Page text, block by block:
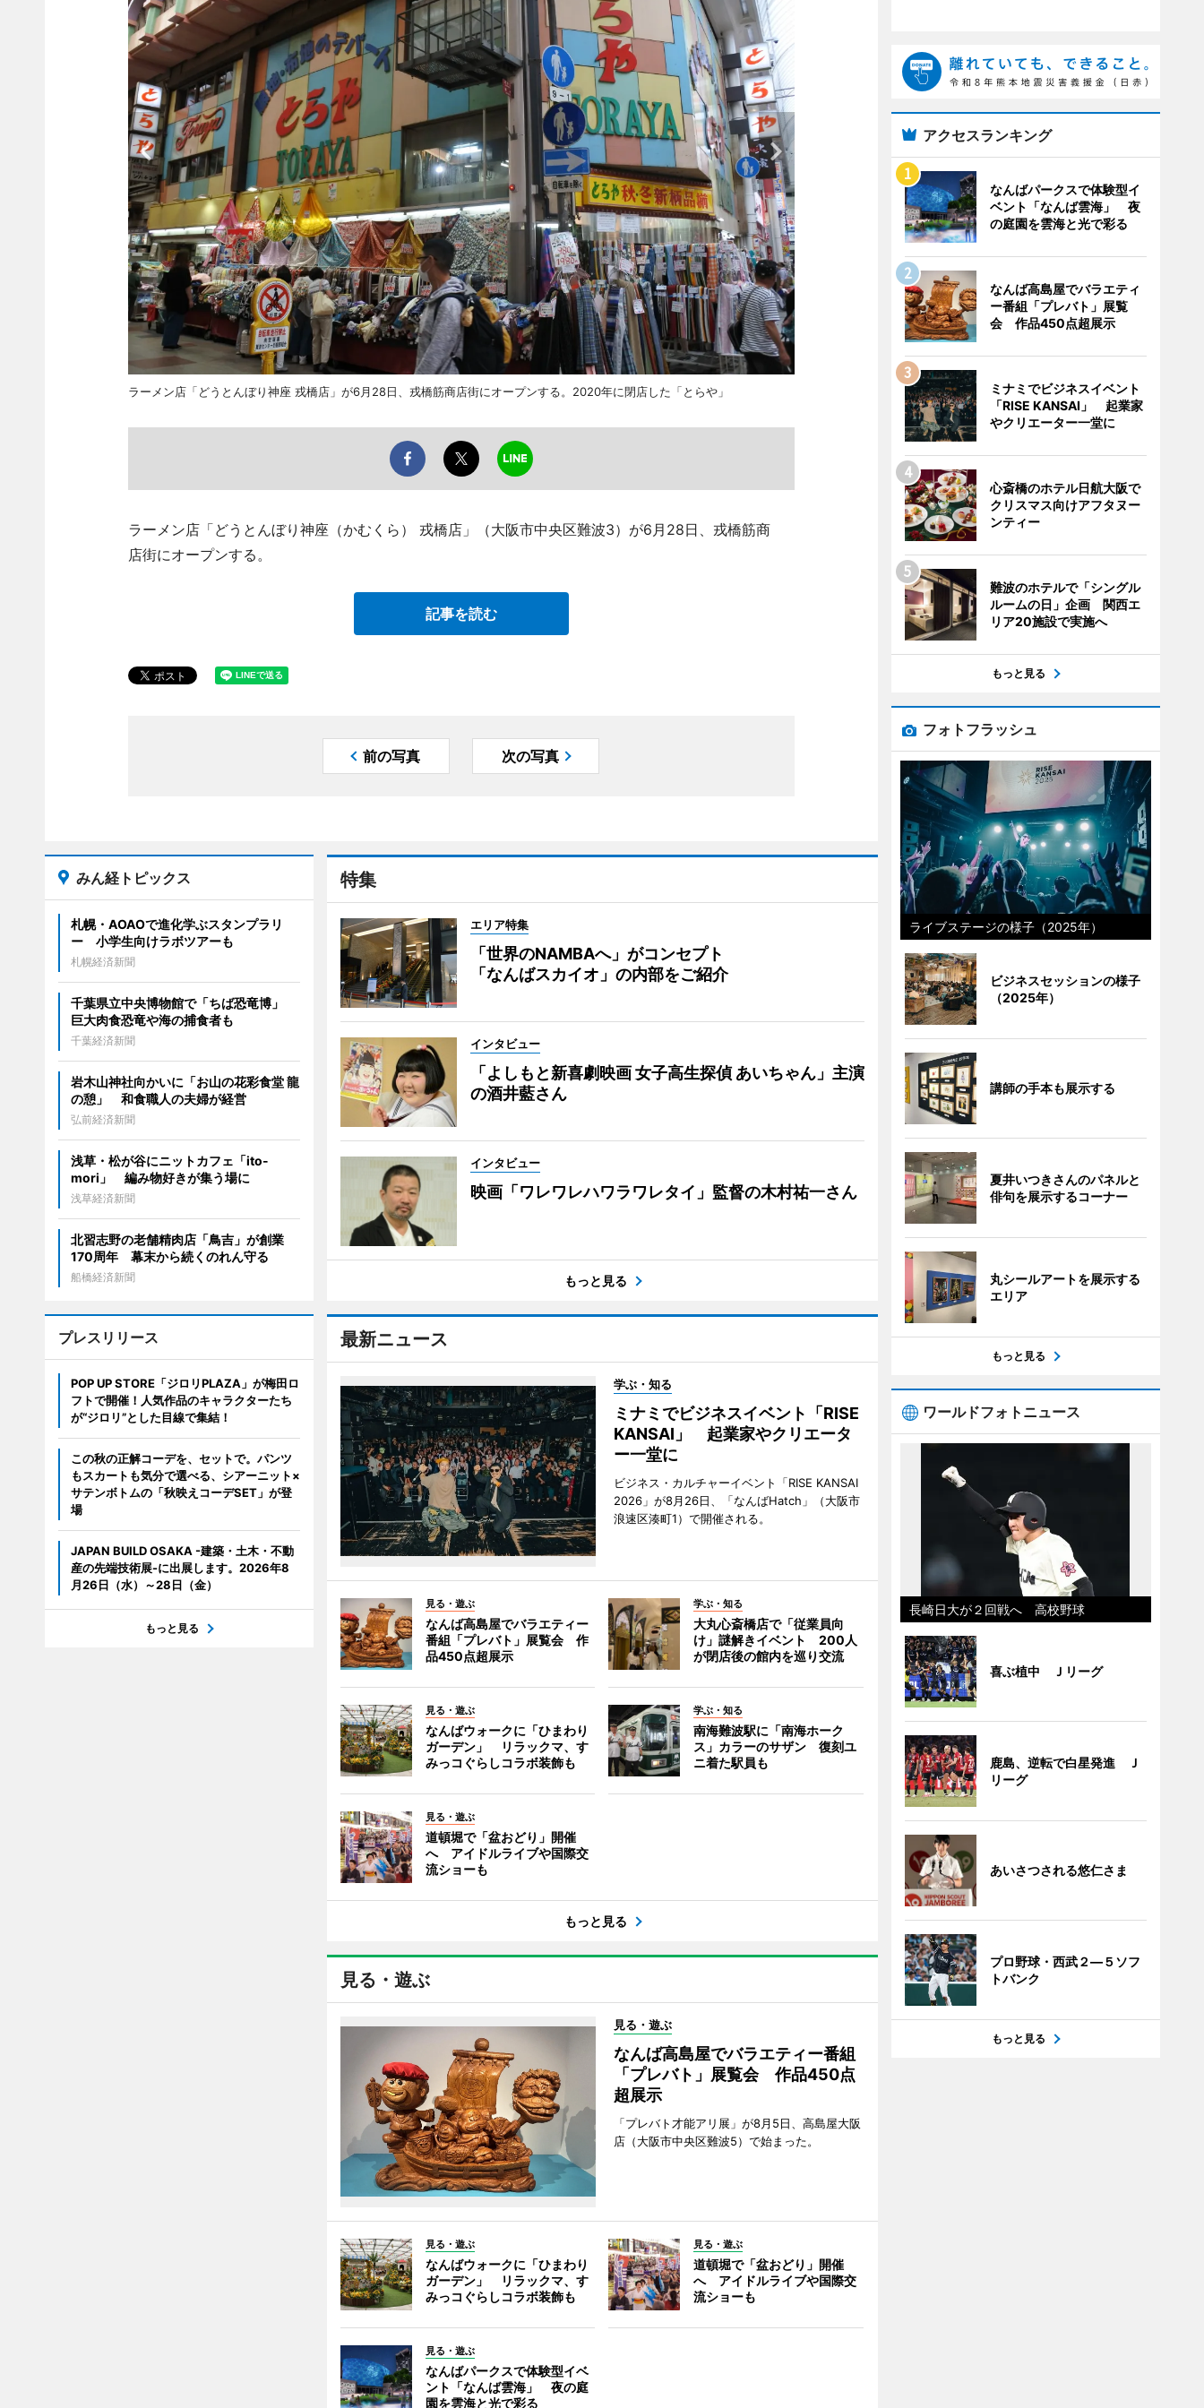
ラーメン店「どうとんぼり神座 戎橋店」が6月28日、戎橋筋商店街にオープンする。2020年に閉店した「とらや」
ラーメン店「どうとんぼり神座（かむくら） 戎橋店」（大阪市中央区難波3）が6月28日、戎橋筋商
店街にオープンする。
記事を読む
前の写真 次の写真
特集
エリア特集
「世界のNAMBAへ」がコンセプト
「なんばスカイオ」の内部をご紹介
インタビュー
「よしもと新喜劇映画 女子高生探偵 あいちゃん」主演
の酒井藍さん
インタビュー
映画「ワレワレハワラワレタイ」監督の木村祐一さん
もっと見る
最新ニュース
学ぶ・知る
ミナミでビジネスイベント「RISE
KANSAI」 起業家やクリエータ
ー一堂に
ビジネス・カルチャーイベント「RISE KANSAI
2026」が8月26日、「なんばHatch」（大阪市
浪速区湊町1）で開催される。
見る・遊ぶ
なんば高島屋でバラエティー
番組「プレバト」展覧会 作
品450点超展示
学ぶ・知る
大丸心斎橋店で「従業員向
け」謎解きイベント 200人
が閉店後の館内を巡り交流
見る・遊ぶ
なんばウォークに「ひまわり
ガーデン」 リラックマ、す
みっコぐらしコラボ装飾も
学ぶ・知る
南海難波駅に「南海ホーク
ス」カラーのサザン 復刻ユ
ニ着た駅員も
見る・遊ぶ
道頓堀で「盆おどり」開催
へ アイドルライブや国際交
流ショーも
もっと見る
見る・遊ぶ
見る・遊ぶ
なんば高島屋でバラエティー番組
「プレバト」展覧会 作品450点
超展示
「プレバト才能アリ展」が8月5日、高島屋大阪
店（大阪市中央区難波5）で始まった。
見る・遊ぶ
なんばウォークに「ひまわり
ガーデン」 リラックマ、す
みっコぐらしコラボ装飾も
見る・遊ぶ
道頓堀で「盆おどり」開催
へ アイドルライブや国際交
流ショーも
見る・遊ぶ
なんばパークスで体験型イベ
ント「なんば雲海」 夜の庭
園を雲海と光で彩る
みん経トピックス
札幌・AOAOで進化学ぶスタンプラリ
ー 小学生向けラボツアーも
札幌経済新聞
千葉県立中央博物館で「ちば恐竜博」
巨大肉食恐竜や海の捕食者も
千葉経済新聞
岩木山神社向かいに「お山の花彩食堂 龍
の憩」 和食職人の夫婦が経営
弘前経済新聞
浅草・松が谷にニットカフェ「ito-
mori」 編み物好きが集う場に
浅草経済新聞
北習志野の老舗精肉店「鳥吉」が創業
170周年 幕末から続くのれん守る
船橋経済新聞
プレスリリース
POP UP STORE「ジロリPLAZA」が梅田ロ
フトで開催！人気作品のキャラクターたち
が“ジロリ”とした目線で集結！
この秋の正解コーデを、セットで。パンツ
もスカートも気分で選べる、シアーニット×
サテンボトムの「秋映えコーデSET」が登
場
JAPAN BUILD OSAKA -建築・土木・不動
産の先端技術展-に出展します。2026年8
月26日（水）～28日（金）
もっと見る
アクセスランキング
なんばパークスで体験型イ
ベント「なんば雲海」 夜
の庭園を雲海と光で彩る
なんば高島屋でバラエティ
ー番組「プレバト」展覧
会 作品450点超展示
ミナミでビジネスイベント
「RISE KANSAI」 起業家
やクリエーター一堂に
心斎橋のホテル日航大阪で
クリスマス向けアフタヌー
ンティー
難波のホテルで「シングル
ルームの日」企画 関西エ
リア20施設で実施へ
もっと見る
フォトフラッシュ
ライブステージの様子（2025年）
ビジネスセッションの様子
（2025年）
講師の手本も展示する
夏井いつきさんのパネルと
俳句を展示するコーナー
丸シールアートを展示する
エリア
もっと見る
ワールドフォトニュース
長崎日大が２回戦へ 高校野球
喜ぶ植中 Ｊリーグ
鹿島、逆転で白星発進 Ｊ
リーグ
あいさつされる悠仁さま
プロ野球・西武２―５ソフ
トバンク
もっと見る